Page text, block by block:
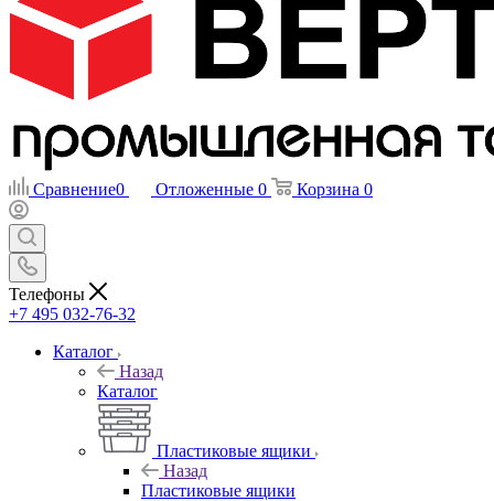
Сравнение0 Отложенные 0 Корзина 0
Телефоны
+7 495 032-76-32
Каталог
Назад
Каталог
Пластиковые ящики
Назад
Пластиковые ящики